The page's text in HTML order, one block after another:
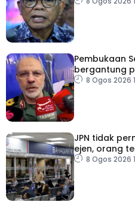
Pembukaan
bergantung
AS – IRGC
8 Ogos 2026
JPN tidak
ejen, orang
dokumentasi
8 Ogos 2026